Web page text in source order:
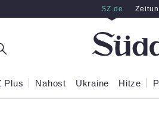
SZ.de
Plus Nahost Ukraine Hitze